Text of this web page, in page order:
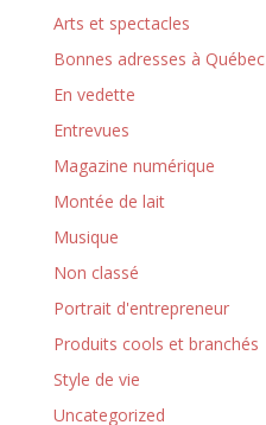
Arts et spectacles
Bonnes adresses à Québec
En vedette
Entrevues
Magazine numérique
Montée de lait
Musique
Non classé
Portrait d'entrepreneur
Produits cools et branchés
Style de vie
Uncategorized